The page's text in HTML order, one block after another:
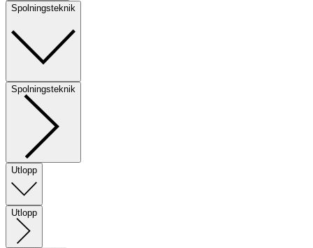
Spolningsteknik
Spolningsteknik
Utlopp
Utlopp